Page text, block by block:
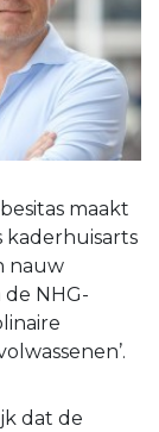
maakt
kaderhuisarts
nauw
NHG-
dat de